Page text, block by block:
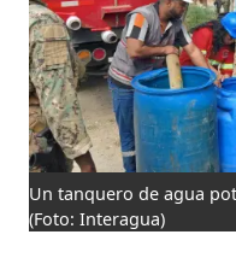
Un tanquero de agua
(Foto: Interagua)